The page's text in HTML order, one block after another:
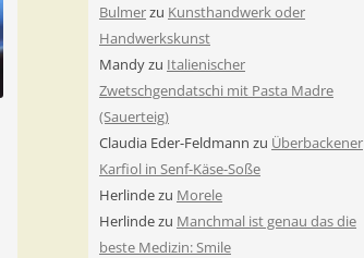
Bulmerzu Kunsthandwerk oder
Handwerkskunst
Mandyzu Italienischer
Zwetschgendatschi mit Pasta Madre
(Sauerteig)
Claudia Eder-Feldmann zu Überbackener
Karfiol in Senf-Käse-Soße
Herlindezu Morele
Herlindezu Manchmal ist genau das die
beste Medizin: Smile